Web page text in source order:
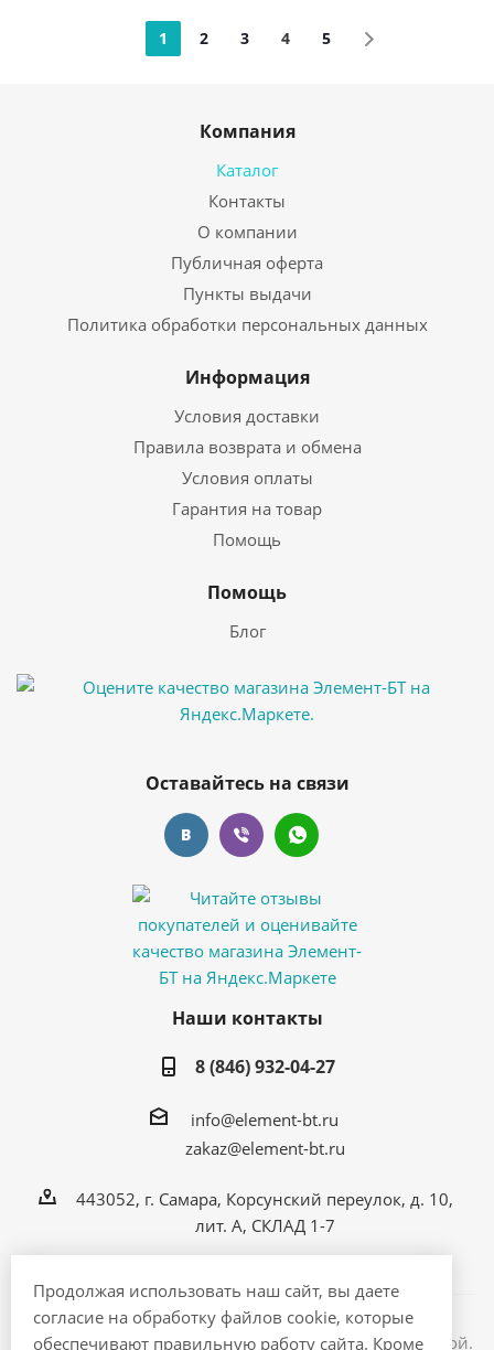
1 2 3 4 5
Продолжая использовать наш сайт, вы даете
согласие на обработку файлов cookie, которые
обеспечивают правильную работу сайта. Кроме
Компания
Каталог
Контакты
О компании
Публичная оферта
Пункты выдачи
Политика обработки персональных данных
Информация
Условия доставки
Правила возврата и обмена
Условия оплаты
Гарантия на товар
Помощь
Помощь
Блог
Оставайтесь на связи
Наши контакты
8 (846) 932-04-27
info@element-bt.ru
zakaz@element-bt.ru
443052, г. Самара, Корсунский переулок, д. 10,
лит. А, СКЛАД 1-7
Информация на сайте не является публичной офертой.